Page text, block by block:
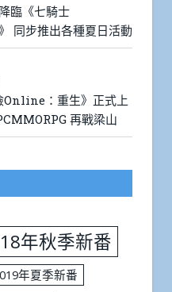
臨《七騎士
同步推出各種夏日活動
Online：重生》正式上
再戰梁山
年秋季新番
年夏季新番